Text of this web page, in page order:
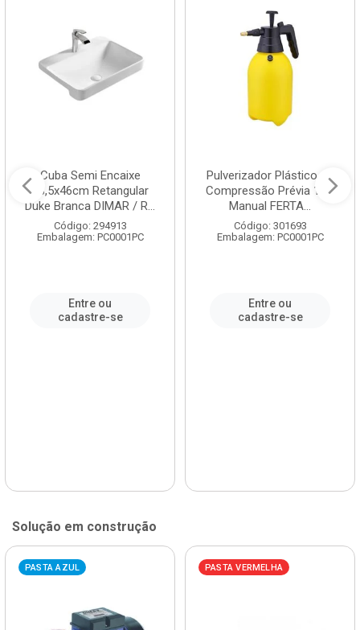
Cuba Semi Encaixe
58,5x46cm Retangular
Duke Branca DIMAR / R...
Código: 294913
Embalagem: PC0001PC
Entre ou
cadastre-se
Pulverizador Plástico de
Compressão Prévia 1,5L
Manual FERTA...
Código: 301693
Embalagem: PC0001PC
Entre ou
cadastre-se
Solução em construção
PASTA AZUL PASTA VERMELHA